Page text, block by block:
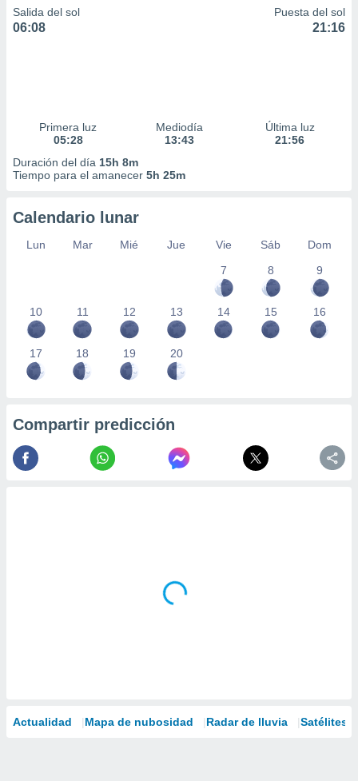
Salida del sol
06:08
Puesta del sol
21:16
Primera luz
05:28
Mediodía
13:43
Última luz
21:56
Duración del día 15h 8m
Tiempo para el amanecer 5h 25m
Calendario lunar
Lun Mar Mié Jue Vie Sáb
Dom
7
8 9
10 11 12 13 14 15 16
17 18 19 20
Compartir predicción
Actualidad Mapa de nubosidad Radar de lluvia Satélites